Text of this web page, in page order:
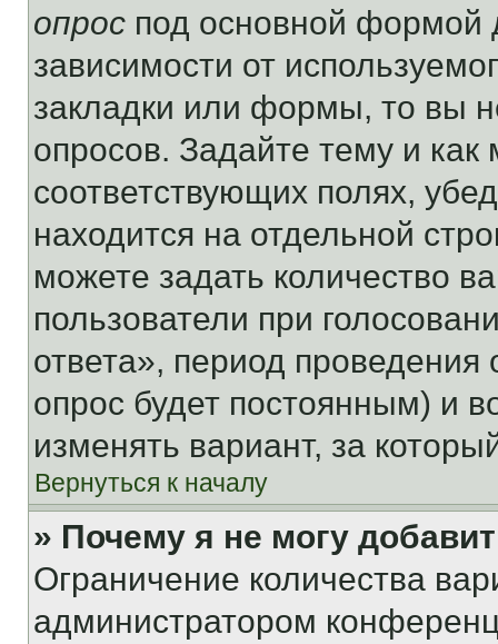
опрос под основной формой
зависимости от
закладки или формы, то вы
опросов. Задайте тему и
соответствующих полях,
находится на отдельной
можете задать количество
пользователи при
ответа», период проведения
опрос будет постоянным) и
изменять вариант, за
Вернуться к началу
» Почему я не могу
Ограничение количества
администратором